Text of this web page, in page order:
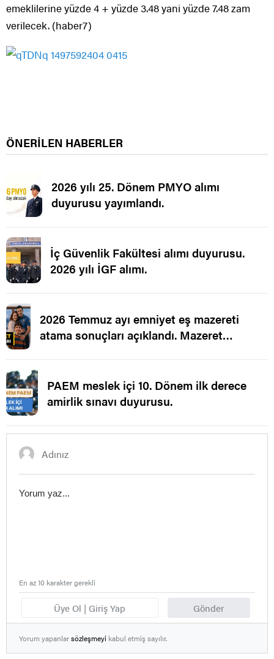
emeklilerine yüzde 4 + yüzde 3.48 yani yüzde 7.48 zam
verilecek. (haber7)
ÖNERİLEN HABERLER
2026 yılı 25. Dönem PMYO alımı
duyurusu yayımlandı.
İç Güvenlik Fakültesi alımı duyurusu.
2026 yılı İGF alımı.
2026 Temmuz ayı emniyet eş mazereti
atama sonuçları açıklandı. Mazeret
PAEM meslek içi 10. Dönem ilk derece
amirlik sınavı duyurusu.
Üye Ol | Giriş Yap Gönder
En az 10 karakter gerekli
Yorum yapanlarsözleşmeyi kabul etmiş sayılır.